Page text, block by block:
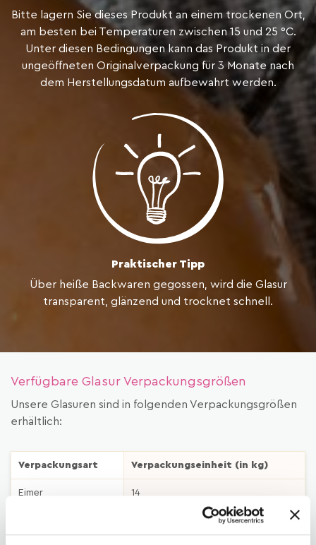
Bitte lagern Sie dieses Produkt an einem trockenen Ort,
am besten bei Temperaturen zwischen 15 und 25 °C.
Unter diesen Bedingungen kann das Produkt in der
ungeöffneten Originalverpackung für 3 Monate nach
dem Herstellungsdatum aufbewahrt werden.
Praktischer Tipp
Über heiße Backwaren gegossen, wird die Glasur
transparent, glänzend und trocknet schnell.
Verfügbare Glasur Verpackungsgrößen
Unsere Glasuren sind in folgenden Verpackungsgrößen
erhältlich:
Verpackungsart Verpackungseinheit (in kg)
Eimer 14